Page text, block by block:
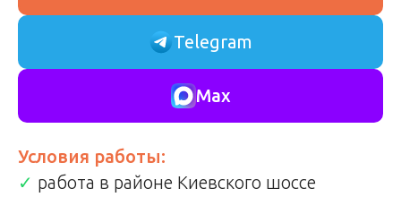
Telegram
Max
Условия работы:
✓ работа в районе Киевского шоссе